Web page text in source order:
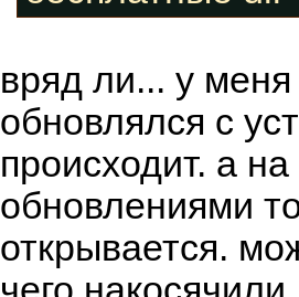
вряд ли... у
обновлялся с
происходит. а
обновлениями
открывается.